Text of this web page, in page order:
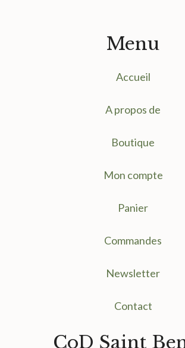
Menu
Accueil
A propos de
Boutique
Mon compte
Panier
Commandes
Newsletter
Contact
CoD Saint